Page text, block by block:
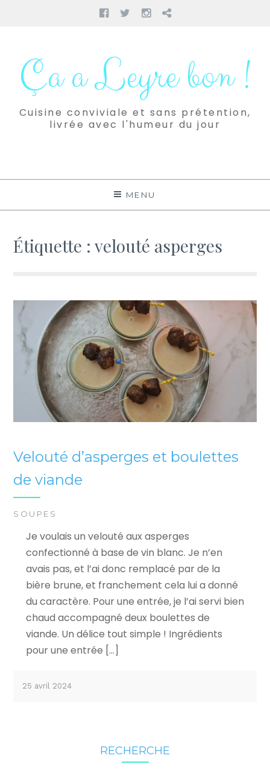
Facebook
TwitterInstagram
Pinterest
contenuÇa a Leyre bon !
Cuisine conviviale et sans prétention,
livrée avec l'humeur du jour
MENU
Étiquette :velouté asperges
Velouté d’asperges et boulettes
de viande
SOUPES
Je voulais un velouté aux asperges
confectionné à base de vin blanc. Je n’en
avais pas, et l’ai donc remplacé par de la
bière brune, et franchement cela lui a donné
du caractère. Pour une entrée, je l’ai servi bien
chaud accompagné deux boulettes de
viande. Un délice tout simple ! Ingrédients
pour une entrée […]
25 avril 2024
RECHERCHE